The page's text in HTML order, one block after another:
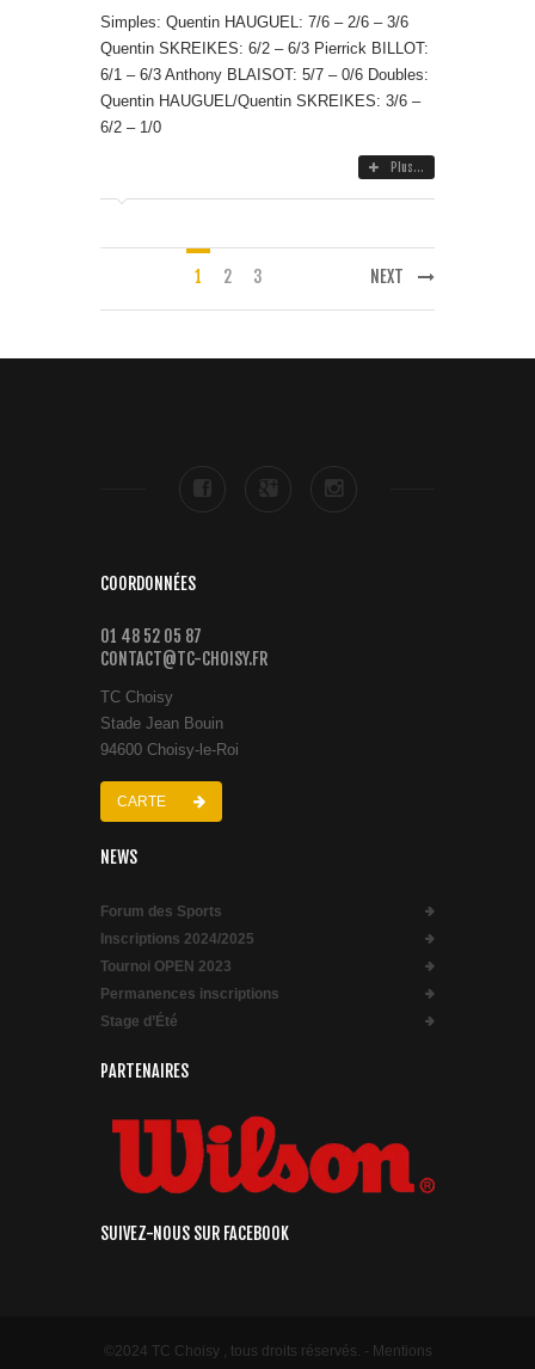
Simples: Quentin HAUGUEL: 7/6 – 2/6 – 3/6
Quentin SKREIKES: 6/2 – 6/3 Pierrick BILLOT:
6/1 – 6/3 Anthony BLAISOT: 5/7 – 0/6 Doubles:
Quentin HAUGUEL/Quentin SKREIKES: 3/6 –
6/2 – 1/0
Plus...
1 2 3 NEXT
COORDONNÉES
01 48 52 05 87
CONTACT@TC-CHOISY.FR
TC Choisy
Stade Jean Bouin
94600 Choisy-le-Roi
CARTE
NEWS
Forum des Sports
Inscriptions 2024/2025
Tournoi OPEN 2023
Permanences inscriptions
Stage d’Été
PARTENAIRES
SUIVEZ-NOUS SUR FACEBOOK
©2024 TC Choisy , tous droits réservés. - Mentions